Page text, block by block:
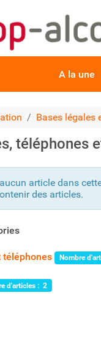
A la une
Bases légales
téléphones
article dans
des articles.
téléphones Nombre
d'articles : 2